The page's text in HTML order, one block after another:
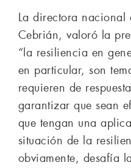
La directora nacional
Cebrián, valoró la
“la resiliencia en
en particular, son
requieren de
garantizar que sean
que tengan una
situación de la
obviamente, desafía